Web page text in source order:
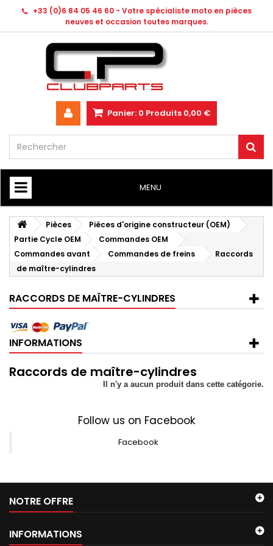
+33 (0)6 84 05 46 60 - Votre spécialiste moto en pièces
neuves et occasion toutes marques.
Panier: 0 Produits 0,00 €
MENU
HOME
Pièces
Pièces d'origine constructeur (OEM)
Partie Cycle OEM
Commandes OEM
Commandes avant
Commandes de freins
Raccords
de maître-cylindres
RACCORDS DE MAÎTRE-CYLINDRES
INFORMATIONS
Raccords de maître-cylindres
Il n'y a aucun produit dans cette catégorie.
Follow us on Facebook
Facebook
NOTRE OFFRE
INFORMATIONS